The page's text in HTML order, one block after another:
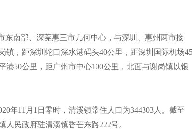
东南部、深莞惠三市几何中心，与深圳、惠州两市接
，距深圳蛇口深水港码头40公里，距深圳国际机场45
50公里，距广州市中心100公里，北面与谢岗镇以银
年11月1日零时，清溪镇常住人口为344303人。截至
人民政府驻清溪镇香芒东路222号。